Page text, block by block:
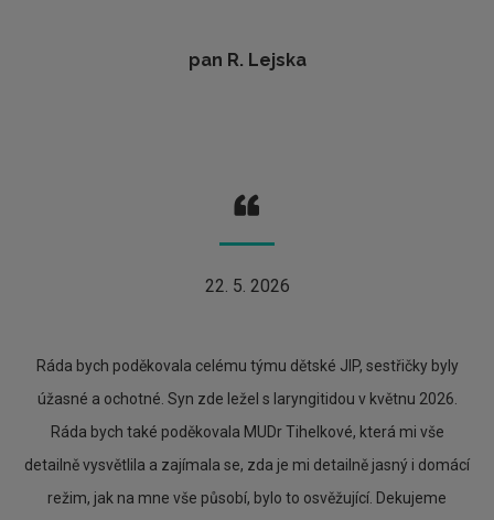
pan R. Lejska
22. 5. 2026
Ráda bych poděkovala celému týmu dětské JIP, sestřičky byly
úžasné a ochotné. Syn zde ležel s laryngitidou v květnu 2026.
Ráda bych také poděkovala MUDr Tihelkové, která mi vše
detailně vysvětlila a zajímala se, zda je mi detailně jasný i domácí
režim, jak na mne vše působí, bylo to osvěžující. Dekujeme